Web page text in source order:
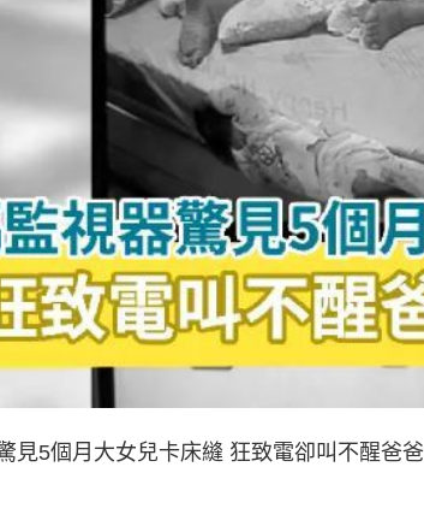
見5個月大女兒卡床縫 狂致電卻叫不醒爸